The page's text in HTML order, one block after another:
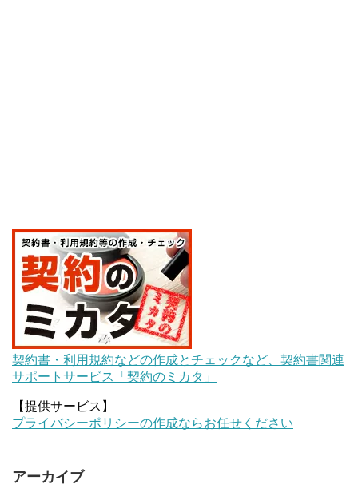
契約書・利用規約などの作成とチェックなど、契約書関連
サポートサービス「契約のミカタ」
【提供サービス】
プライバシーポリシーの作成ならお任せください
アーカイブ